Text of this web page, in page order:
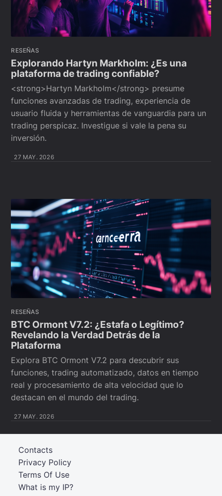
RESEÑAS
Explorando Hartyn Markholm: ¿Es una
plataforma de trading confiable?
<strong>Hartyn Markholm</strong> presume
funciones avanzadas de trading, experiencia de
usuario fluida y herramientas de vanguardia para un
trading perspicaz. Investigue si vale la pena su
inversión.
27 MAY. 2026
RESEÑAS
BTC Ormont V7.2: ¿Estafa o Legítimo?
Revelando la Verdad Detrás de la
Plataforma
Explora BTC Ormont V7.2 para descubrir sus
funciones, trading automatizado, datos en tiempo
real y procesamiento de alta velocidad que lo
destacan en el mundo del trading.
27 MAY. 2026
What is my IP?
Terms Of Use
Privacy Policy
Contacts